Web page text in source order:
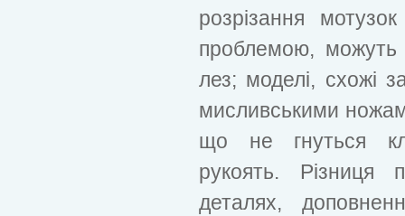
розрізання
проблемою, можуть
лез; моделі, схожі
мисливськими
що не гнуться
рукоять. Різниця
деталях,